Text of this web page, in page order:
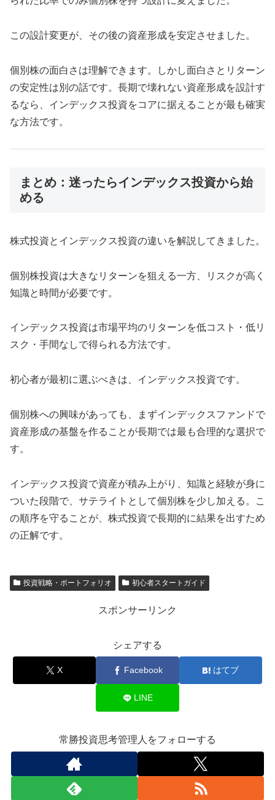
この設計変更が、その後の資産形成を安定させました。
個別株の面白さは理解できます。しかし面白さとリターン
の安定性は別の話です。長期で壊れない資産形成を設計す
るなら、インデックス投資をコアに据えることが最も確実
な方法です。
まとめ：迷ったらインデックス投資から始
める
株式投資とインデックス投資の違いを解説してきました。
個別株投資は大きなリターンを狙える一方、リスクが高く
知識と時間が必要です。
インデックス投資は市場平均のリターンを低コスト・低リ
スク・手間なしで得られる方法です。
初心者が最初に選ぶべきは、インデックス投資です。
個別株への興味があっても、まずインデックスファンドで
資産形成の基盤を作ることが長期では最も合理的な選択で
す。
インデックス投資で資産が積み上がり、知識と経験が身に
ついた段階で、サテライトとして個別株を少し加える。こ
の順序を守ることが、株式投資で長期的に結果を出すため
の正解です。
投資戦略・ポートフォリオ 初心者スタートガイド
スポンサーリンク
シェアする
X Facebook はてブ
LINE
常勝投資思考管理人をフォローする